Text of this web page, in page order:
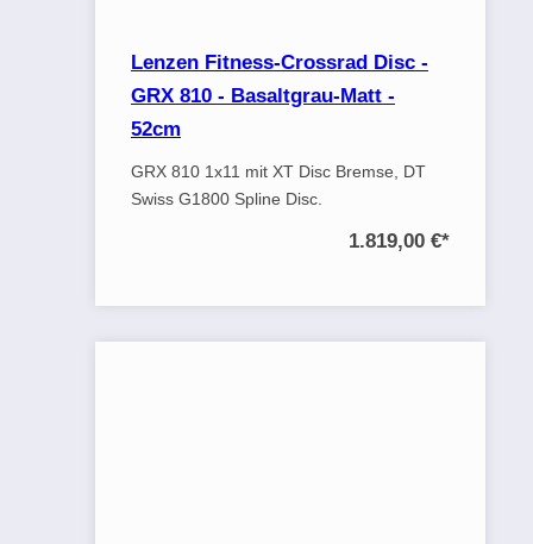
Lenzen Fitness-Crossrad Disc -
GRX 810 - Basaltgrau-Matt -
52cm
GRX 810 1x11 mit XT Disc Bremse, DT
Swiss G1800 Spline Disc.
1.819,00 €*